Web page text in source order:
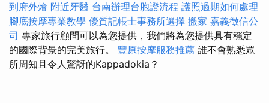
到府外燴 附近牙醫 台南辦理台胞證流程 護照過期如何處理
腳底按摩專業教學 優質記帳士事務所選擇 搬家 嘉義徵信公
司 專家旅行顧問可以為您提供，我們將為您提供具有穩定
的國際背景的完美旅行。 豐原按摩服務推薦 誰不會熟悉眾
所周知且令人驚訝的Kappadokia？